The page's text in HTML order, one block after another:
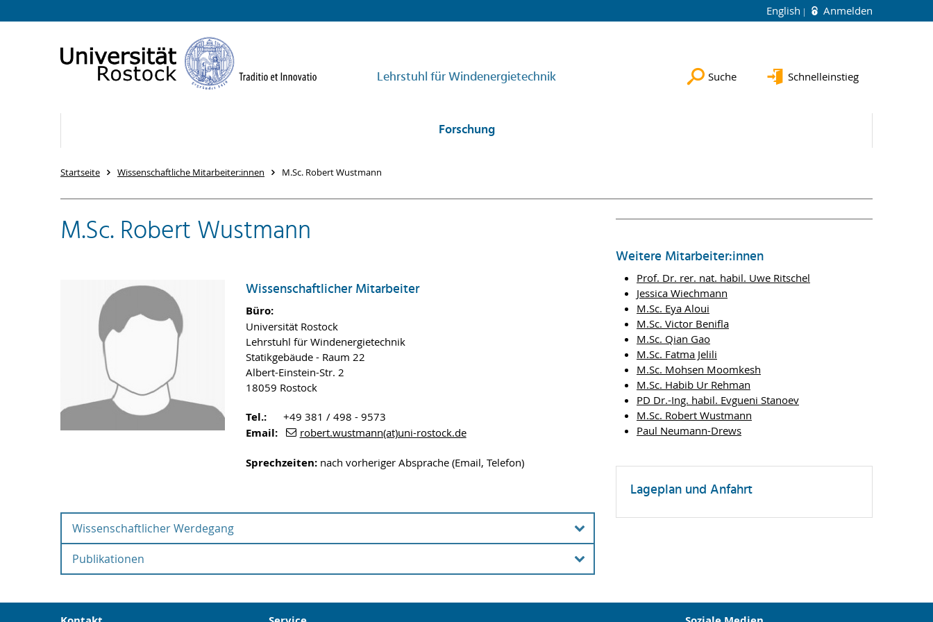
English Anmelden
Lehrstuhl für Windenergietechnik Suche Schnelleinstieg
Forschung
Startseite Wissenschaftliche Mitarbeiter:innen M.Sc. Robert Wustmann
M.Sc. Robert Wustmann
Wissenschaftlicher Mitarbeiter
Büro:
Universität Rostock
Lehrstuhl für Windenergietechnik
Statikgebäude - Raum 22
Albert-Einstein-Str. 2
18059 Rostock
Tel.:+49 381 / 498 - 9573
Email: robert.wustmann(at)uni-rostock.de
Sprechzeiten: nach vorheriger Absprache (Email, Telefon)
Wissenschaftlicher Werdegang
Publikationen
Weitere Mitarbeiter:innen
Prof. Dr. rer. nat. habil. Uwe Ritschel
Jessica Wiechmann
M.Sc. Eya Aloui
M.Sc. Victor Benifla
M.Sc. Qian Gao
M.Sc. Fatma Jelili
M.Sc. Mohsen Moomkesh
M.Sc. Habib Ur Rehman
PD Dr.-Ing. habil. Evgueni Stanoev
M.Sc. Robert Wustmann
Paul Neumann-Drews
Lageplan und Anfahrt